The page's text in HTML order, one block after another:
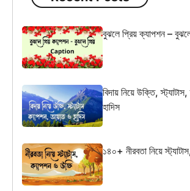
বুঝলে প্রিয় ক্যাপশন –
বিদায় নিয়ে উক্তি,
হাদিস
১৪০+ নীরবতা নিয়ে